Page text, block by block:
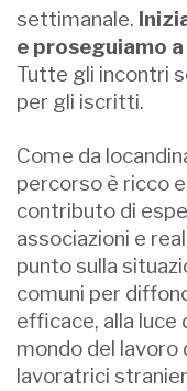
settimanale.
e proseguiamo
Tutte gli incontri
per gli iscritti.
Come da
percorso è ricco
contributo di
associazioni e
punto sulla
comuni per
efficace, alla
mondo del lavoro
lavoratrici